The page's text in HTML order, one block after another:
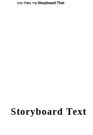
Storyboard Text